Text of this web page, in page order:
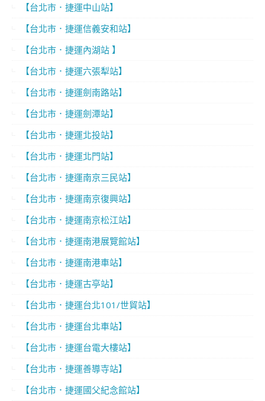
【台北市．捷運中山站】
【台北市．捷運信義安和站】
【台北市．捷運內湖站 】
【台北市．捷運六張犁站】
【台北市．捷運劍南路站】
【台北市．捷運劍潭站】
【台北市．捷運北投站】
【台北市．捷運北門站】
【台北市．捷運南京三民站】
【台北市．捷運南京復興站】
【台北市．捷運南京松江站】
【台北市．捷運南港展覽館站】
【台北市．捷運南港車站】
【台北市．捷運古亭站】
【台北市．捷運台北101/世貿站】
【台北市．捷運台北車站】
【台北市．捷運台電大樓站】
【台北市．捷運善導寺站】
【台北市．捷運國父紀念館站】